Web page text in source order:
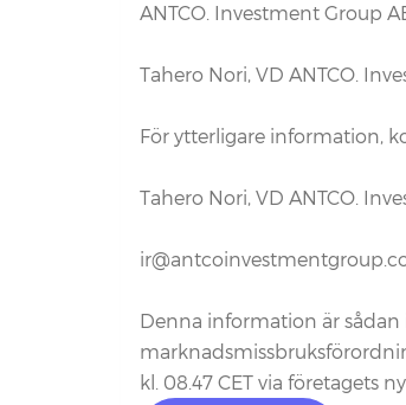
ANTCO. Investment Group
Tahero Nori, VD ANTCO.
För ytterligare information,
Tahero Nori, VD ANTCO.
Denna information är sådan
kl. 08.47 CET via företagets